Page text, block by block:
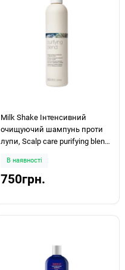
Milk Shake Інтенсивний
очищуючий шампунь проти
лупи, Scalp care purifying blend
В наявності
750грн.